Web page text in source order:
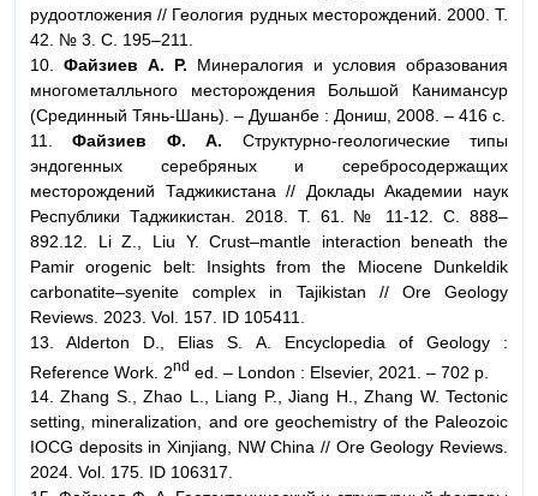
рудоотложения // Геология рудных месторождений. 2000. Т.
42. № 3. С. 195–211.
10. Файзиев А. Р. Минералогия и условия образования
многометалльного месторождения Большой Канимансур
(Срединный Тянь-Шань). – Душанбе : Дониш, 2008. – 416 с.
11.Файзиев Ф. А. Структурно-геологические типы
эндогенных серебряных и серебросодержащих
месторождений Таджикистана // Доклады Академии наук
Республики Таджикистан. 2018. Т. 61. № 11-12. С. 888–
892.12. Li Z., Liu Y. Crust–mantle interaction beneath the
Pamir orogenic belt: Insights from the Miocene Dunkeldik
carbonatite–syenite complex in Tajikistan // Ore Geology
Reviews. 2023. Vol. 157. ID 105411.
13. Alderton D., Elias S. A. Encyclopedia of Geology :
Reference Work. 2nd ed. – London : Elsevier, 2021. – 702 p.
14. Zhang S., Zhao L., Liang P., Jiang H., Zhang W. Tectonic
setting, mineralization, and ore geochemistry of the Paleozoic
IOCG deposits in Xinjiang, NW China // Ore Geology Reviews.
2024. Vol. 175. ID 106317.